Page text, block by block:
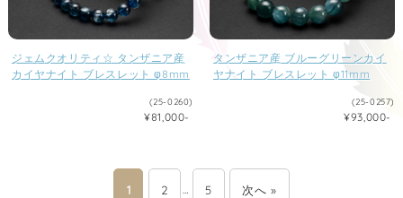
ジェムクオリティ☆ タンザニア産
カイヤナイト ブレスレット φ8mm
(25-0260)
¥81,000-
タンザニア産 ブルーグリーンカイ
ヤナイト ブレスレット φ11mm
(25-0257)
¥93,000-
1 2 5 次へ »